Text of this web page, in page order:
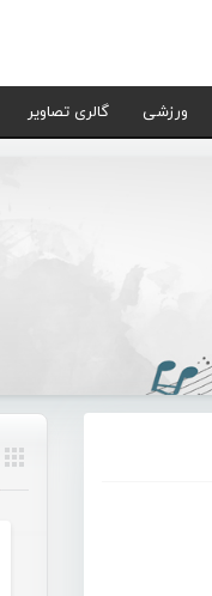
ورزشی گالری تصاویر